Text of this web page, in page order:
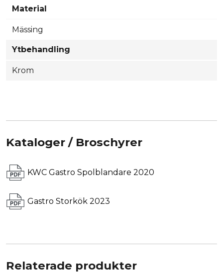
Material
Mässing
Ytbehandling
Krom
Kataloger / Broschyrer
KWC Gastro Spolblandare 2020
Gastro Storkök 2023
Relaterade produkter